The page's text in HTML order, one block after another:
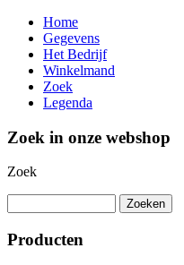
Home
Gegevens
Het Bedrijf
Winkelmand
Zoek
Legenda
Zoek in onze webshop
Zoek
Producten